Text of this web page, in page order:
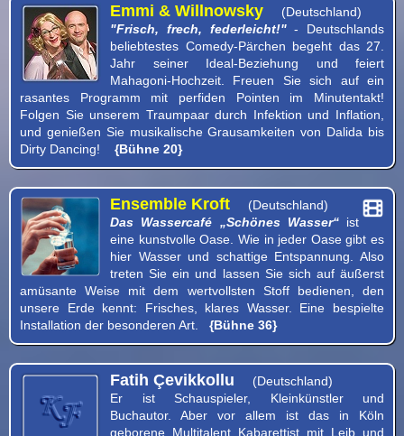
Emmi & Willnowsky
(Deutschland)
"Frisch, frech, federleicht!"- Deutschlands
beliebtestes Comedy-Pärchen begeht das 27.
Jahr seiner Ideal-Beziehung und feiert
Mahagoni-Hochzeit. Freuen Sie sich auf ein
rasantes Programm mit perfiden Pointen im Minutentakt!
Folgen Sie unserem Traumpaar durch Infektion und Inflation,
und genießen Sie musikalische Grausamkeiten von Dalida bis
Dirty Dancing! {Bühne 20}
Ensemble Kroft
(Deutschland)
Das Wassercafé „Schönes Wasser“ist
eine kunstvolle Oase. Wie in jeder Oase gibt es
hier Wasser und schattige Entspannung. Also
treten Sie ein und lassen Sie sich auf äußerst
amüsante Weise mit dem wertvollsten Stoff bedienen, den
unsere Erde kennt: Frisches, klares Wasser. Eine bespielte
Installation der besonderen Art. {Bühne 36}
Fatih Çevikkollu
(Deutschland)
Er ist Schauspieler, Kleinkünstler und
Buchautor. Aber vor allem ist das in Köln
geborene Multitalent Kabarettist mit Leib und